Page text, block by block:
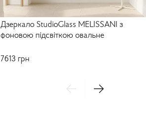
Дзеркало StudioGlass MELISSANI з
фоновою підсвіткою овальне
7613 грн